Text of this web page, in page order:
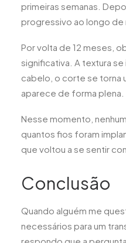
primeiras semanas.
progressivo ao longo de
Por volta de 12 meses,
significativa. A textura
cabelo, o corte se torna
aparece de forma plena.
Nesse momento,
quantos fios foram
que voltou a se sentir
Conclusão
Quando alguém me
necessários para um